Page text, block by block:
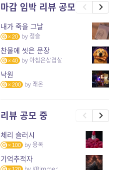
마감 임박 리뷰 공모
내가 죽을 그날
20 by 청슬
찬물에 씻은 문장
40 by 아침은삼겹살
낙원
200 by 래온
리뷰 공모 중
체리 슬러시
100 by용복
기억추적자
120